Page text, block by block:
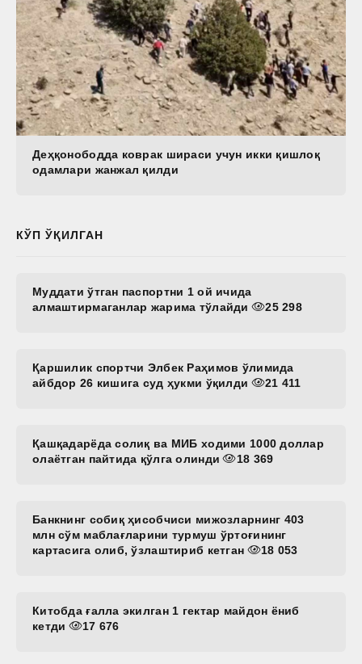
Деҳқонободда коврак шираси учун икки қишлоқ
одамлари жанжал қилди
КЎП ЎҚИЛГАН
Муддати ўтган паспортни 1 ой ичида
алмаштирмаганлар жарима тўлайди
25 298
Қаршилик спортчи Элбек Раҳимов ўлимида
айбдор 26 кишига суд ҳукми ўқилди
21 411
Қашқадарёда солиқ ва МИБ ходими 1000 доллар
олаётган пайтида қўлга олинди
18 369
Банкнинг собиқ ҳисобчиси мижозларнинг 403
млн сўм маблағларини турмуш ўртоғининг
картасига олиб, ўзлаштириб кетган
18 053
Китобда ғалла экилган 1 гектар майдон ёниб
кетди
17 676